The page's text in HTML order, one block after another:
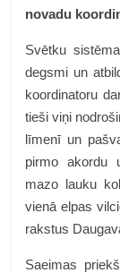
novadu
Svētku
degsmi un
koordinatoru
tieši viņi
līmenī un
pirmo akordu
mazo lauku
vienā elpas
rakstus
Saeimas